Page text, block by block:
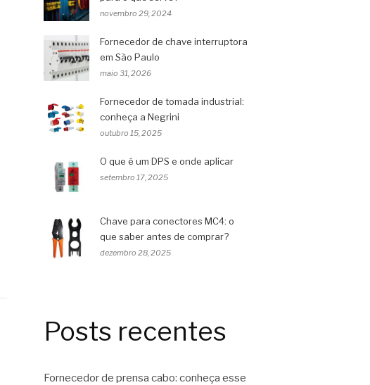
novembro 29, 2024
Fornecedor de chave interruptora
em São Paulo
maio 31, 2026
Fornecedor de tomada industrial:
conheça a Negrini
outubro 15, 2025
O que é um DPS e onde aplicar
setembro 17, 2025
Chave para conectores MC4: o
que saber antes de comprar?
dezembro 28, 2025
Posts recentes
Fornecedor de prensa cabo: conheça esse